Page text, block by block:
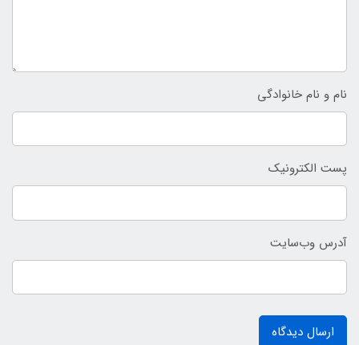
نام و نام خانوادگی
پست الکترونیک
آدرس وب‌سایت
ارسال دیدگاه